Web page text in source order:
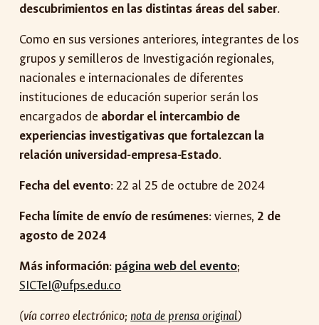
descubrimientos en las distintas áreas del saber.
Como en sus versiones anteriores, integrantes de los
grupos y semilleros de Investigación regionales,
nacionales e internacionales de diferentes
instituciones de educación superior serán los
encargados de abordar el intercambio de
experiencias investigativas que fortalezcan la
relación universidad-empresa-Estado.
Fecha del evento: 22 al 25 de octubre de 2024
Fecha límite de envío de resúmenes: viernes, 2 de
agosto de 2024
Más información: página web del evento;
SICTeI@ufps.edu.co
(vía correo electrónico; nota de prensa original)